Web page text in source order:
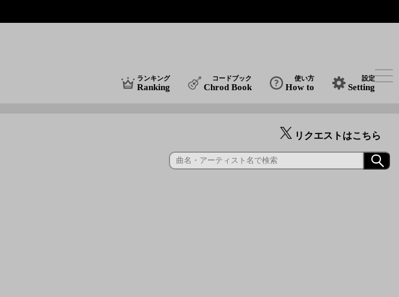
ランキング
Ranking
コードブック
Chrod Book
使い方
How to
設定
Setting
リクエストはこちら